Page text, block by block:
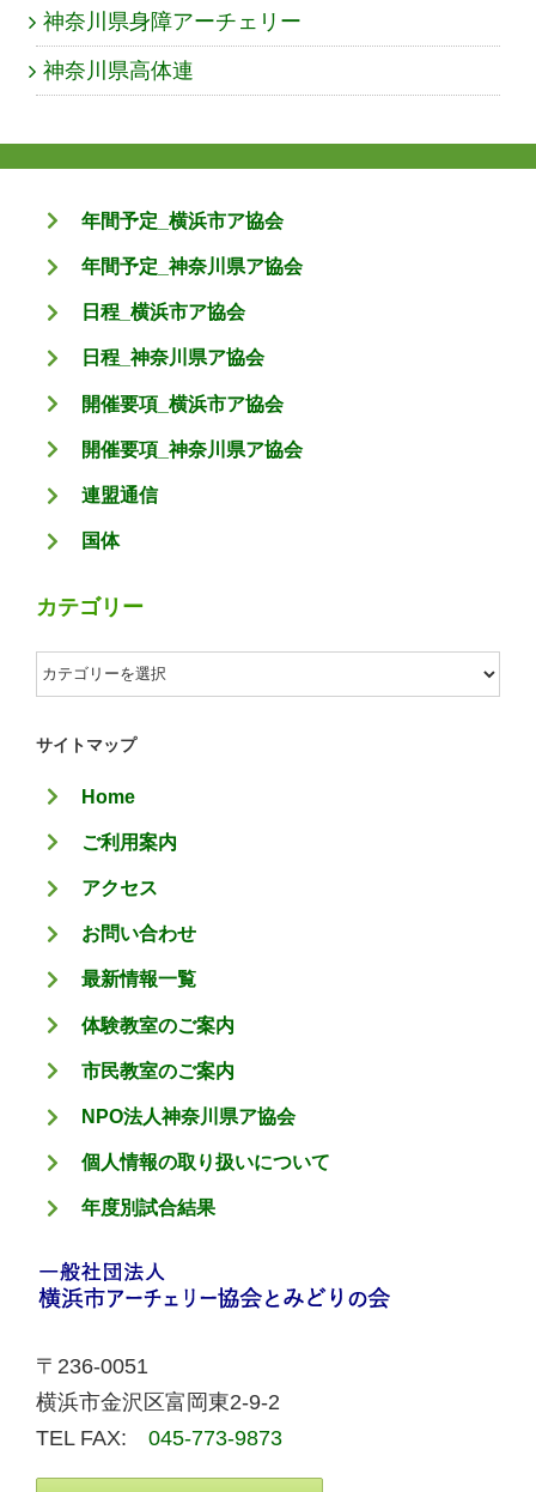
神奈川県身障アーチェリー
神奈川県高体連
年間予定_横浜市ア協会
年間予定_神奈川県ア協会
日程_横浜市ア協会
日程_神奈川県ア協会
開催要項_横浜市ア協会
開催要項_神奈川県ア協会
連盟通信
国体
カテゴリー
カ
テ
ゴ
ー
サイトマップ
Home
ご利用案内
アクセス
お問い合わせ
最新情報一覧
体験教室のご案内
市民教室のご案内
NPO法人神奈川県ア協会
個人情報の取り扱いについて
年度別試合結果
〒236-0051
横浜市金沢区富岡東2-9-2
TEL FAX: 045-773-9873